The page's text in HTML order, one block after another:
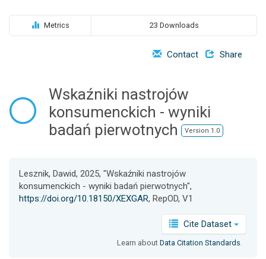
Metrics 23 Downloads
Contact Share
Wskaźniki nastrojów
konsumenckich - wyniki
badań pierwotnych
Version 1.0
Lesznik, Dawid, 2025, "Wskaźniki nastrojów
konsumenckich - wyniki badań pierwotnych",
https://doi.org/10.18150/XEXGAR, RepOD, V1
Cite Dataset
Learn aboutData Citation Standards.